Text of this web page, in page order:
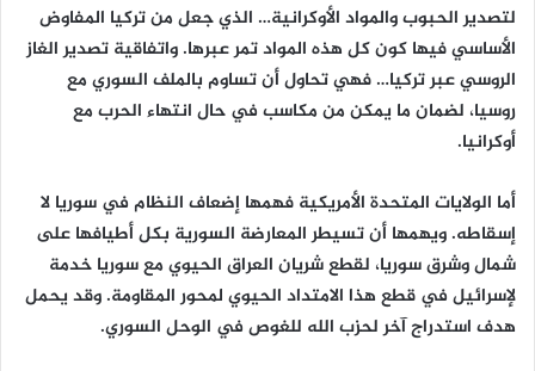
لتصدير الحبوب والمواد الأوكرانية… الذي جعل من تركيا المفاوض
الأساسي فيها كون كل هذه المواد تمر عبرها. واتفاقية تصدير الغاز
الروسي عبر تركيا… فهي تحاول أن تساوم بالملف السوري مع
روسيا، لضمان ما يمكن من مكاسب في حال انتهاء الحرب مع
أوكرانيا.
أما الولايات المتحدة الأمريكية فهمها إضعاف النظام في سوريا لا
إسقاطه. ويهمها أن تسيطر المعارضة السورية بكل أطيافها على
شمال وشرق سوريا، لقطع شريان العراق الحيوي مع سوريا خدمة
لإسرائيل في قطع هذا الامتداد الحيوي لمحور المقاومة. وقد يحمل
هدف استدراج آخر لحزب الله للغوص في الوحل السوري.